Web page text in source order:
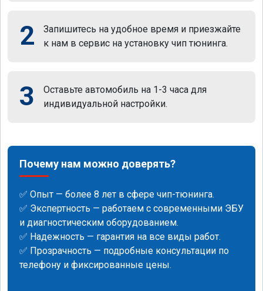
2
Запишитесь на удобное время и приезжайте
к нам в сервис на установку чип тюнинга.
3
Оставьте автомобиль на 1-3 часа для
индивидуальной настройки.
Почему нам можно доверять?
✅ Опыт — более 8 лет в сфере чип-тюнинга.
✅ Экспертность — работаем с современными ЭБУ
и диагностическим оборудованием.
✅ Надежность — гарантия на все виды работ.
✅ Прозрачность — подробные консультации по
телефону и фиксированные цены.